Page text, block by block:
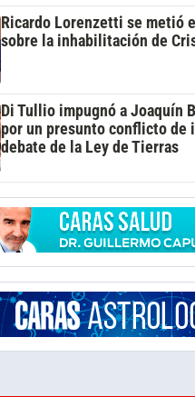
Ricardo Lorenzetti se metió
sobre la inhabilitación de
Di Tullio impugnó a Joaquín
por un presunto conflicto de
debate de la Ley de Tierras